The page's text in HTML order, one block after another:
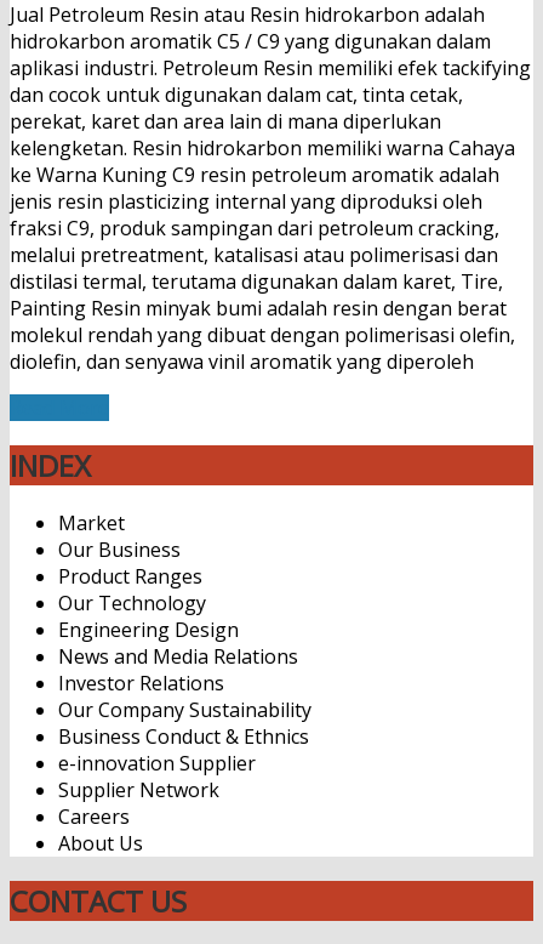
Jual Petroleum Resin atau Resin hidrokarbon adalah
hidrokarbon aromatik C5 / C9 yang digunakan dalam
aplikasi industri. Petroleum Resin memiliki efek tackifying
dan cocok untuk digunakan dalam cat, tinta cetak,
perekat, karet dan area lain di mana diperlukan
kelengketan. Resin hidrokarbon memiliki warna Cahaya
ke Warna Kuning C9 resin petroleum aromatik adalah
jenis resin plasticizing internal yang diproduksi oleh
fraksi C9, produk sampingan dari petroleum cracking,
melalui pretreatment, katalisasi atau polimerisasi dan
distilasi termal, terutama digunakan dalam karet, Tire,
Painting Resin minyak bumi adalah resin dengan berat
molekul rendah yang dibuat dengan polimerisasi olefin,
diolefin, dan senyawa vinil aromatik yang diperoleh
INDEX
Market
Our Business
Product Ranges
Our Technology
Engineering Design
News and Media Relations
Investor Relations
Our Company Sustainability
Business Conduct & Ethnics
e-innovation Supplier
Supplier Network
Careers
About Us
CONTACT US